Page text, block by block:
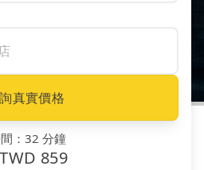
真實價格
： 32 分鐘
TWD 859